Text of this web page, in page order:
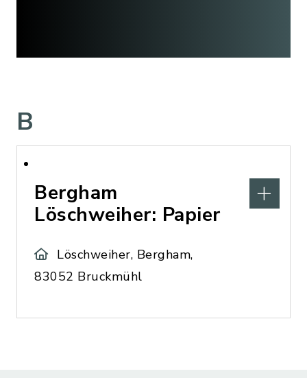
B
Bergham
Löschweiher: Papier
Löschweiher, Bergham,
83052 Bruckmühl